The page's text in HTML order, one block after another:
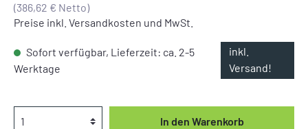
(386,62 € Netto)
Preise inkl. Versandkosten und MwSt.
Sofort verfügbar, Lieferzeit: ca. 2-5
Werktage
inkl.
Versand!
In den Warenkorb